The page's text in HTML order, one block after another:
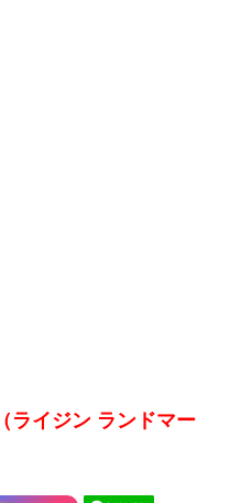
ライジン ランドマー